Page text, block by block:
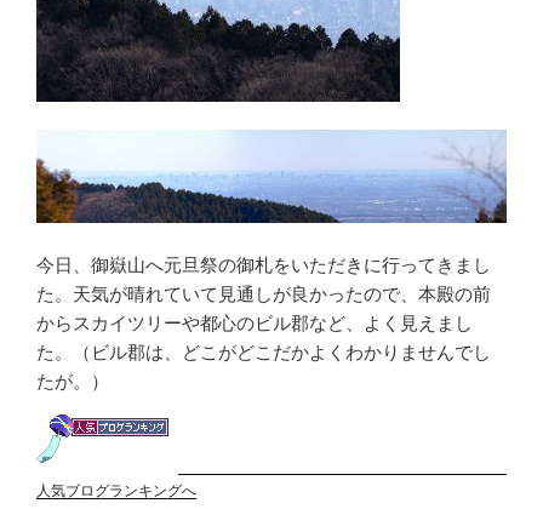
今日、御嶽山へ元旦祭の御札をいただきに行ってきまし
た。天気が晴れていて見通しが良かったので、本殿の前
からスカイツリーや都心のビル郡など、よく見えまし
た。（ビル郡は、どこがどこだかよくわかりませんでし
たが。）
人気ブログランキングへ